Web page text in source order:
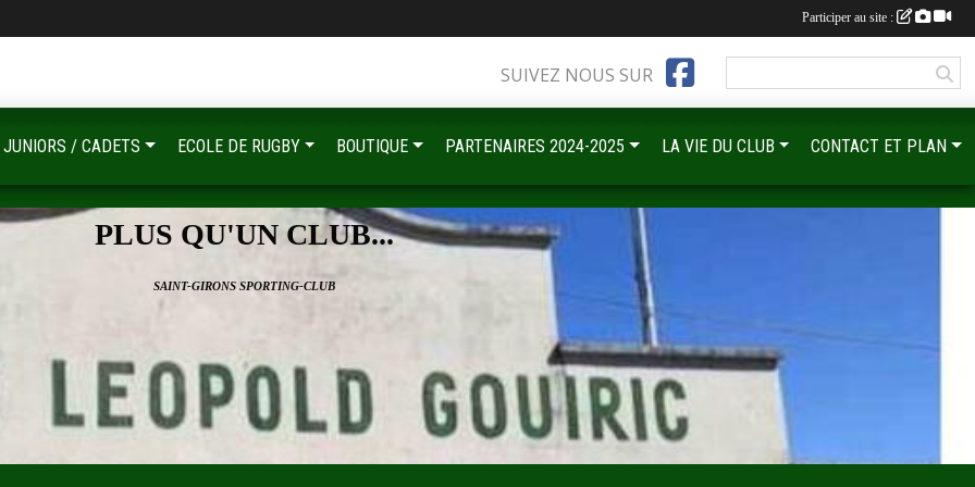
PLUS QU'UN CLUB...
SAINT-GIRONS SPORTING-CLUB
SUIVEZ NOUS SUR
JUNIORS / CADETS ECOLE DE RUGBY BOUTIQUE PARTENAIRES 2024-2025 LA VIE DU CLUB CONTACT ET PLAN
Participer au site :